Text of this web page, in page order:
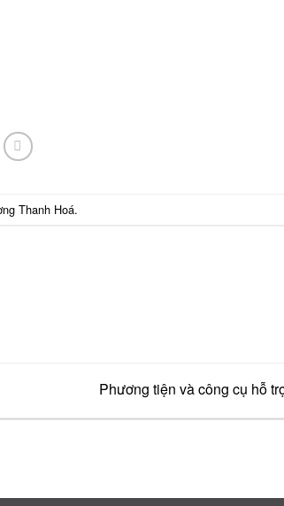
Thanh Hoá.
Phương tiện và công cụ hỗ